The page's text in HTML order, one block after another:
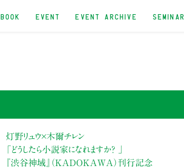
BOOK EVENT EVENT ARCHIVE SEMINAR
灯野リュウ×木爾チレン
「どうしたら小説家になれますか？ 」
『渋谷神域』（KADOKAWA）刊行記念